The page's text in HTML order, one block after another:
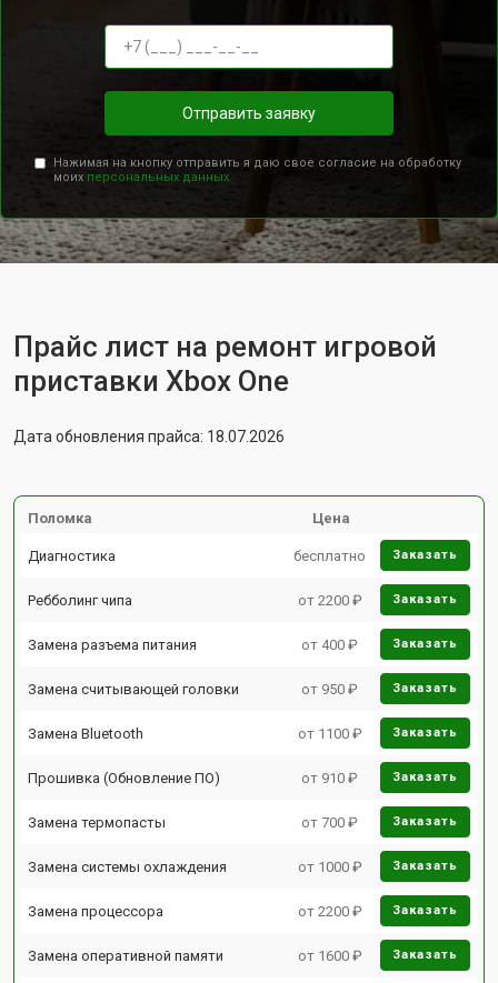
Отправить заявку
Нажимая на кнопку отправить я даю свое согласие на обработку
моих персональных данных.
Прайс лист на ремонт игровой
приставки Xbox One
Дата обновления прайса: 18.07.2026
Поломка Цена
Диагностика бесплатно Заказать
Ребболинг чипа от 2200 ₽ Заказать
Замена разъема питания от 400 ₽ Заказать
Замена считывающей головки от 950 ₽ Заказать
Замена Bluetooth от 1100 ₽ Заказать
Прошивка (Обновление ПО) от 910 ₽ Заказать
Замена термопасты от 700 ₽ Заказать
Замена системы охлаждения от 1000 ₽ Заказать
Замена процессора от 2200 ₽ Заказать
Замена оперативной памяти от 1600 ₽ Заказать